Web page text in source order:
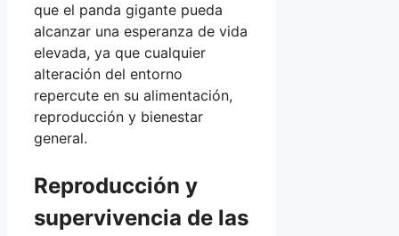
que el panda gigante pueda
alcanzar una esperanza de vida
elevada, ya que cualquier
alteración del entorno
repercute en su alimentación,
reproducción y bienestar
general.
Reproducción y
supervivencia de las